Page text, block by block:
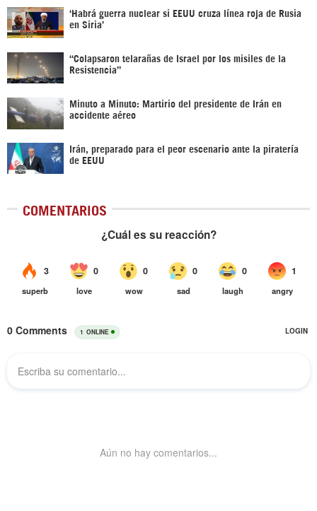
‎‘Habrá guerra nuclear si EEUU cruza línea roja de Rusia
en Siria’‎
“Colapsaron telarañas de Israel por los misiles de la
Resistencia”
Minuto a Minuto: Martirio del presidente de Irán en
accidente aéreo
Irán, preparado para el peor escenario ante la piratería
de EEUU
COMENTARIOS